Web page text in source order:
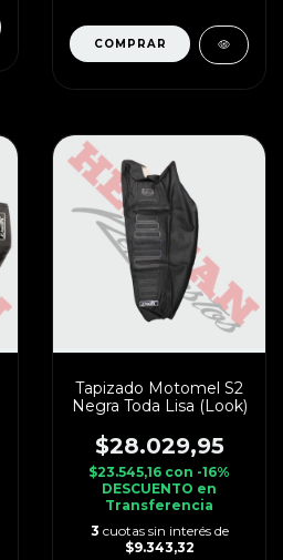
Tapizado Motomel S2
Negra Toda Lisa (Look)
$28.029,95
$23.545,16 con -16%
DESCUENTO en
Transferencia
3 cuotas sin interés de
$9.343,32